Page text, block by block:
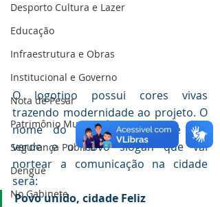
Desporto Cultura e Lazer
Educação
Infraestrutura e Obras
Institucional e Governo
Nota de Pesar
Patrimônio Municipal
Segurança Publica
Dengue
No Gabinete
O logotipo possui cores vivas
trazendo modernidade ao projeto. O
nome do município aparece em
verde e o novo slogan que vai
nortear a comunicação na cidade
será:
Povo unido, cidade Feliz